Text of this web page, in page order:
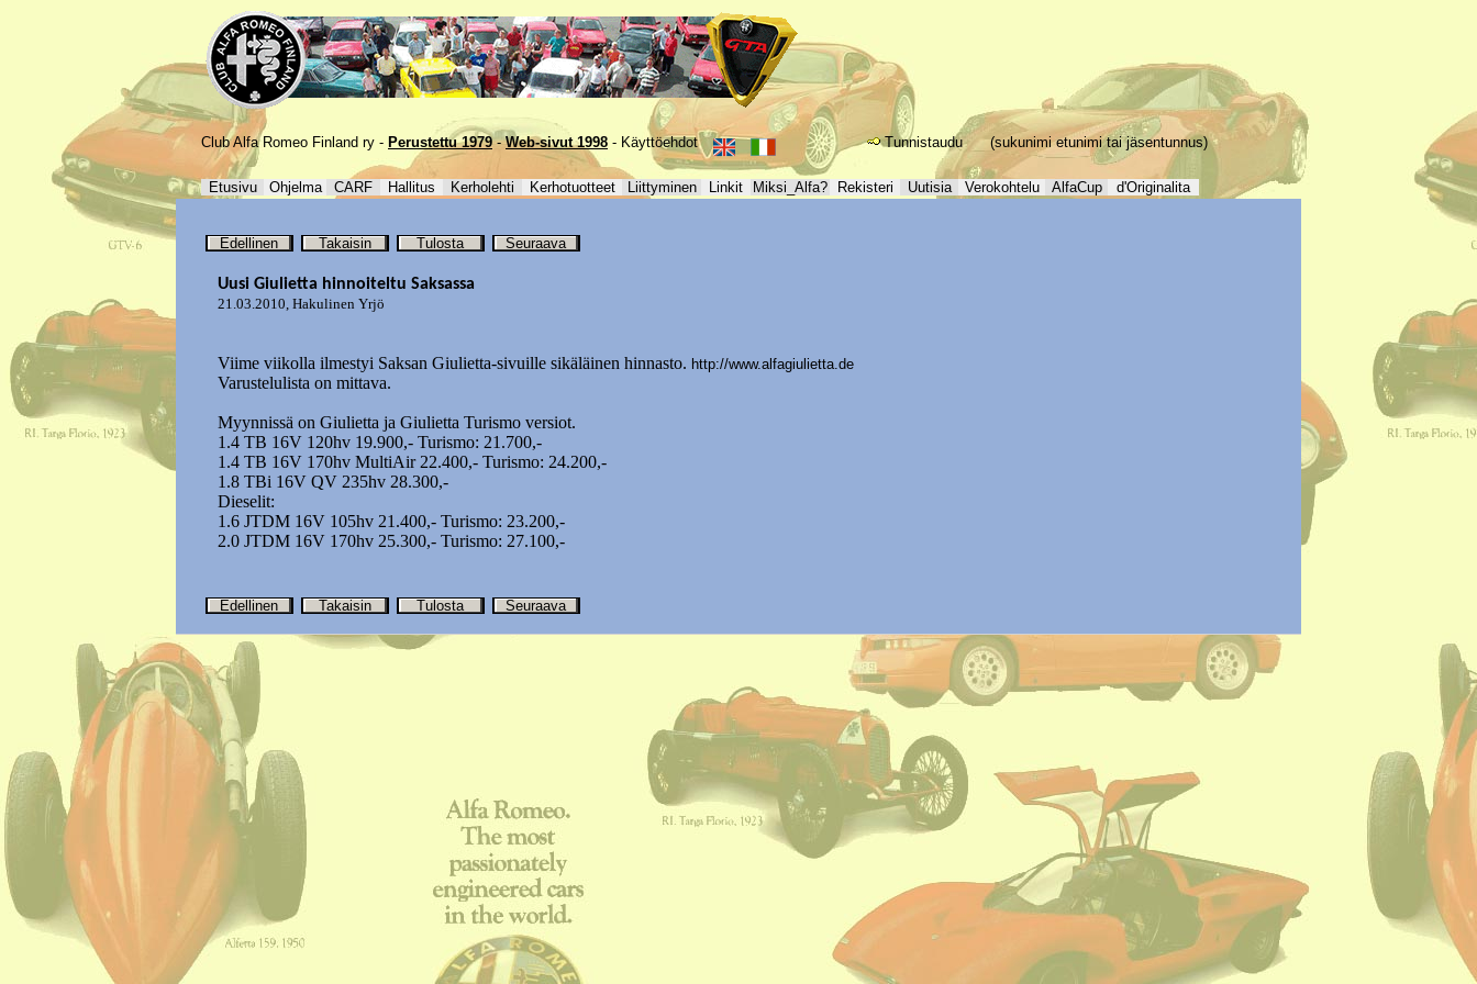
Club Alfa Romeo Finland ry - Perustettu 1979-Web-sivut 1998 - Käyttöehdot Tunnistaudu (sukunimi etunimi tai jäsentunnus)
Etusivu Ohjelma CARF Hallitus Kerholehti Kerhotuotteet Liittyminen Linkit Miksi_Alfa? Rekisteri Uutisia Verokohtelu AlfaCup d'Originalita
Edellinen Takaisin Tulosta Seuraava
Uusi Giulietta hinnoiteltu Saksassa
21.03.2010, Hakulinen Yrjö
Viime viikolla ilmestyi Saksan Giulietta-sivuille sikäläinen hinnasto. http://www.alfagiulietta.de
Varustelulista on mittava.
Myynnissä on Giulietta ja Giulietta Turismo versiot.
1.4 TB 16V 120hv 19.900,- Turismo: 21.700,-
1.4 TB 16V 170hv MultiAir 22.400,- Turismo: 24.200,-
1.8 TBi 16V QV 235hv 28.300,-
Dieselit:
1.6 JTDM 16V 105hv 21.400,- Turismo: 23.200,-
2.0 JTDM 16V 170hv 25.300,- Turismo: 27.100,-
Edellinen Takaisin Tulosta Seuraava